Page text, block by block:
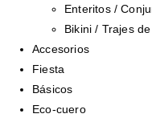
Enteritos /
Bikini / Trajes
Accesorios
Fiesta
Básicos
Eco-cuero